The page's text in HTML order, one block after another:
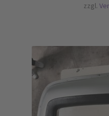
zzgl.